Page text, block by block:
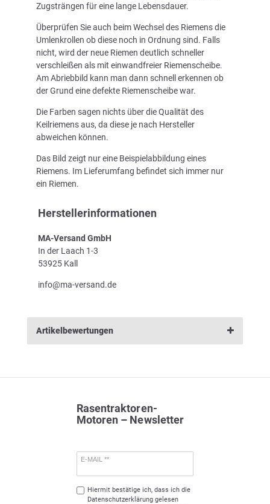
Zugsträngen für eine lange Lebensdauer.
Überprüfen Sie auch beim Wechsel des Riemens die
Umlenkrollen ob diese noch in Ordnung sind. Falls
nicht, wird der neue Riemen deutlich schneller
verschleißen als mit einwandfreier Riemenscheibe.
Am Abriebbild kann man dann schnell erkennen ob
der Grund eine defekte Riemenscheibe war.
Die Farben sagen nichts über die Qualität des
Keilriemens aus, da diese je nach Hersteller
abweichen können.
Das Bild zeigt nur eine Beispielabbildung eines
Riemens. Im Lieferumfang befindet sich immer nur
ein Riemen.
Herstellerinformationen
MA-Versand GmbH
In der Laach 1-3
53925 Kall
info@ma-versand.de
Artikelbewertungen
Rasentraktoren-
Motoren – Newsletter
E-MAIL **
Hiermit bestätige ich, dass ich die
Daten­schutz­erklärunggelesen